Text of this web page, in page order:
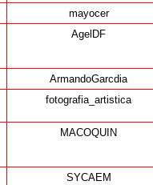
mayocer
AgelDF
ArmandoGarcdia
fotografia_artistica
MACOQUIN
SYCAEM